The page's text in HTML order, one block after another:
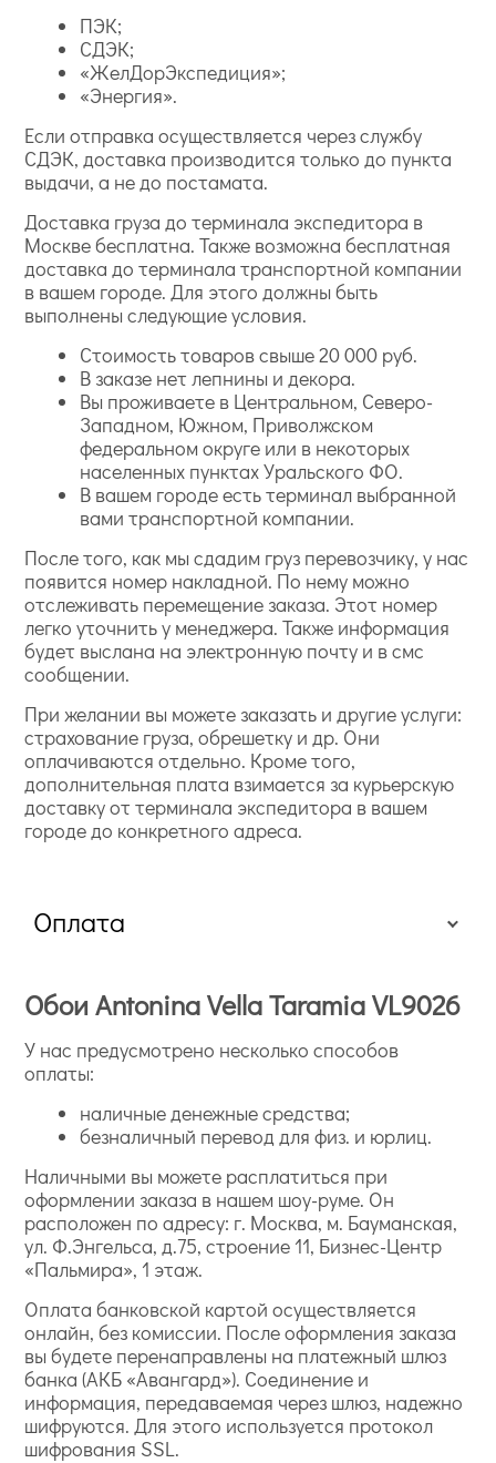
ПЭК;
СДЭК;
«ЖелДорЭкспедиция»;
«Энергия».
Если отправка осуществляется через службу
СДЭК, доставка производится только до пункта
выдачи, а не до постамата.
Доставка груза до терминала экспедитора в
Москве бесплатна. Также возможна бесплатная
доставка до терминала транспортной компании
в вашем городе. Для этого должны быть
выполнены следующие условия.
Стоимость товаров свыше 20 000 руб.
В заказе нет лепнины и декора.
Вы проживаете в Центральном, Северо-
Западном, Южном, Приволжском
федеральном округе или в некоторых
населенных пунктах Уральского ФО.
В вашем городе есть терминал выбранной
вами транспортной компании.
После того, как мы сдадим груз перевозчику, у нас
появится номер накладной. По нему можно
отслеживать перемещение заказа. Этот номер
легко уточнить у менеджера. Также информация
будет выслана на электронную почту и в смс
сообщении.
При желании вы можете заказать и другие услуги:
страхование груза, обрешетку и др. Они
оплачиваются отдельно. Кроме того,
дополнительная плата взимается за курьерскую
доставку от терминала экспедитора в вашем
городе до конкретного адреса.
Оплата
Обои Antonina Vella Taramia VL9026
У нас предусмотрено несколько способов
оплаты:
наличные денежные средства;
безналичный перевод для физ. и юрлиц.
Наличными вы можете расплатиться при
оформлении заказа в нашем шоу-руме. Он
расположен по адресу: г. Москва, м. Бауманская,
ул. Ф.Энгельса, д.75, строение 11, Бизнес-Центр
«Пальмира», 1 этаж.
Оплата банковской картой осуществляется
онлайн, без комиссии. После оформления заказа
вы будете перенаправлены на платежный шлюз
банка (АКБ «Авангард»). Соединение и
информация, передаваемая через шлюз, надежно
шифруются. Для этого используется протокол
шифрования SSL.